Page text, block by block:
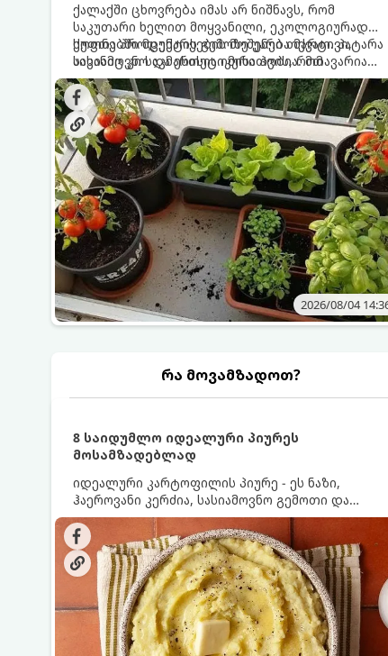
ქალაქში ცხოვრება იმას არ ნიშნავს, რომ
საკუთარი ხელით მოყვანილი, ეკოლოგიურად
სუფთა პროდუქტის გემოზე უარი თქვათ. პატარა
აივანიც კი საკმარისია იმისათვის, რომ
მოიწყოთ მინი-ბოსტანი, საიდანაც
ყოველდღიურად ახალ, არომატულ მწვანილსა
და ბოსტნეულს მოკრეფთ.
ქოთნებში მცენარეების მოშენება მარტივი,
სასიამოვნო და ესთეტიკური ჰობია. მთავარია
იცოდეთ, რომელი კულტურები ეგუებიან
ქოთნის პირობებს ყველაზე კარგად და როგორ
მოუაროთ მათ სწორად.
2026/08/04
რა მოვამზადოთ?
8 საიდუმლო იდეალური პიურეს
მოსამზადებლად
იდეალური კარტოფილის პიურე - ეს ნაზი,
ჰაეროვანი კერძია, სასიამოვნო გემოთი და
ნაღების-მოყვითალო ფერით. მისი მომზადება
ძალიან მარტივია, მაგრამ არსებობს რამდენიმე
საიდუმლო, რომლებიც უნდა იცოდეთ, რომ
პიურე იდეალურად გემრიელი გამოვიდეს.